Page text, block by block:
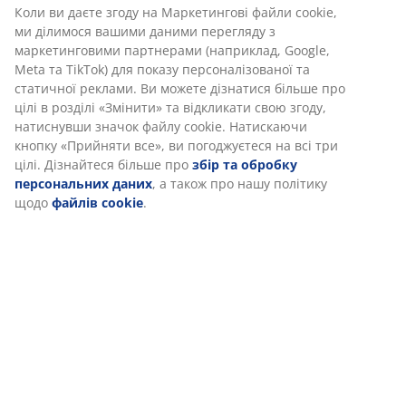
Відгуки
(1)
Доставка
ідентифікатори, щоб забезпечити вам комфортне
відвідування нашого веб-сайту. Файли cookie збирають
інформацію про вас для забезпечення функціональності,
статистики та відповідного маркетингу.
Коли ви даєте згоду на Маркетингові файли cookie, ми
ділимося вашими даними перегляду з маркетинговими
партнерами (наприклад, Google, Meta та TikTok) для
показу персоналізованої та статичної реклами. Ви
можете дізнатися більше про цілі в розділі «Змінити» та
відкликати свою згоду, натиснувши значок файлу cookie.
Натискаючи кнопку «Прийняти все», ви погоджуєтеся на